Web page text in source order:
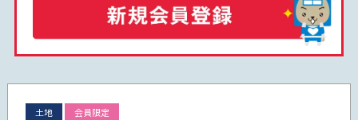
土地 会員限定